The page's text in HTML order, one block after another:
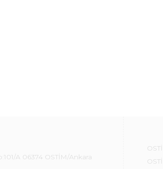
A 06374 OSTİM/Ankara